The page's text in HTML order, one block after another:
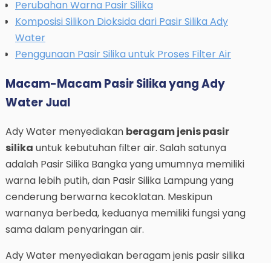
Perubahan Warna Pasir Silika
Komposisi Silikon Dioksida dari Pasir Silika Ady
Water
Penggunaan Pasir Silika untuk Proses Filter Air
Macam-Macam Pasir Silika yang Ady
Water Jual
Ady Water menyediakan beragam jenis pasir
silika untuk kebutuhan filter air. Salah satunya
adalah Pasir Silika Bangka yang umumnya memiliki
warna lebih putih, dan Pasir Silika Lampung yang
cenderung berwarna kecoklatan. Meskipun
warnanya berbeda, keduanya memiliki fungsi yang
sama dalam penyaringan air.
Ady Water menyediakan beragam jenis pasir silika